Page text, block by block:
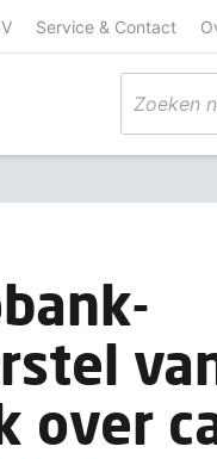
Service & Contact
over